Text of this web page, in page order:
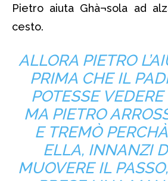
Pietro aiuta Ghà¬sola ad
cesto.
ALLORA PIETRO
PRIMA CHE IL
POTESSE VEDERE
MA PIETRO
E TREMÒ
ELLA, INNANZI
MUOVERE IL